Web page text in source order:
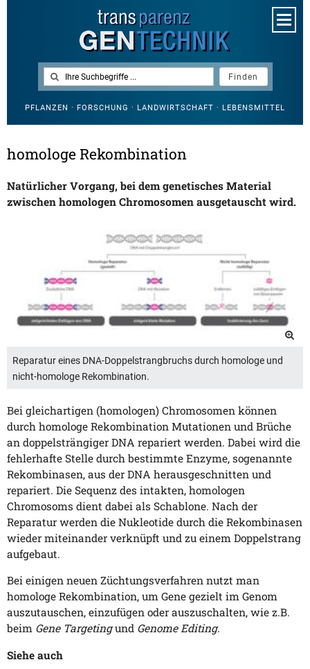
PFLANZEN · FORSCHUNG · LANDWIRTSCHAFT · LEBENSMITTEL
homologe Rekombination
Natürlicher Vorgang, bei dem genetisches Material
zwischen homologen Chromosomen ausgetauscht wird.
Reparatur eines DNA-Doppelstrangbruchs durch homologe und
nicht-homologe Rekombination.
Bei gleichartigen (homologen) Chromosomen können
durch homologe Rekombination Mutationen und Brüche
an doppelsträngiger DNA repariert werden. Dabei wird die
fehlerhafte Stelle durch bestimmte Enzyme, sogenannte
Rekombinasen, aus der DNA herausgeschnitten und
repariert. Die Sequenz des intakten, homologen
Chromosoms dient dabei als Schablone. Nach der
Reparatur werden die Nukleotide durch die Rekombinasen
wieder miteinander verknüpft und zu einem Doppelstrang
aufgebaut.
Bei einigen neuen Züchtungsverfahren nutzt man
homologe Rekombination, um Gene gezielt im Genom
auszutauschen, einzufügen oder auszuschalten, wie z.B.
beim Gene Targetingund Genome Editing.
Siehe auch